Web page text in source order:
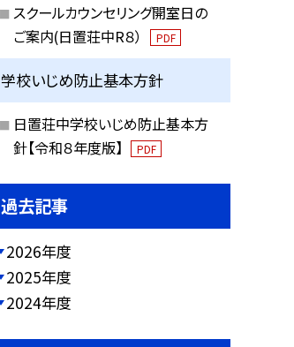
スクールカウンセリング開室日の
ご案内(日置荘中R８）
PDF
学校いじめ防止基本方針
日置荘中学校いじめ防止基本方
針【令和８年度版】
PDF
過去記事
2026年度
2025年度
2024年度